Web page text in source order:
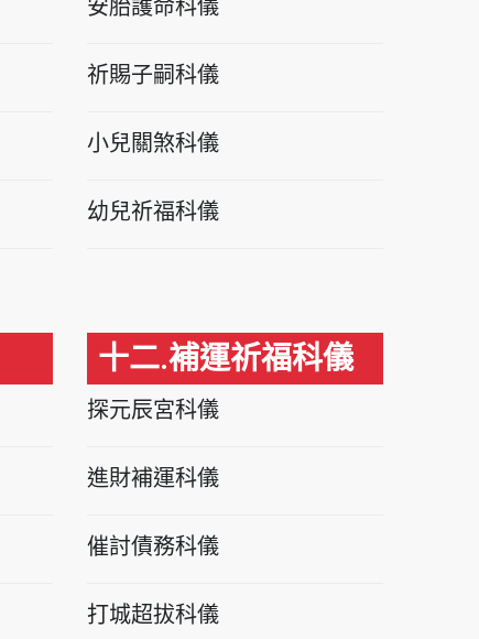
安胎護命科儀
祈賜子嗣科儀
小兒關煞科儀
幼兒祈福科儀
十二.補運祈福科儀
探元辰宮科儀
進財補運科儀
催討債務科儀
打城超拔科儀